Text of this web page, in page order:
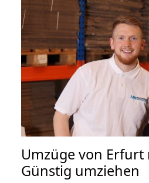
Umzüge von Erfurt
Günstig umziehen